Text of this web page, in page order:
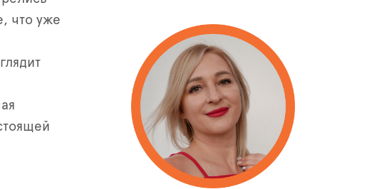
что уже